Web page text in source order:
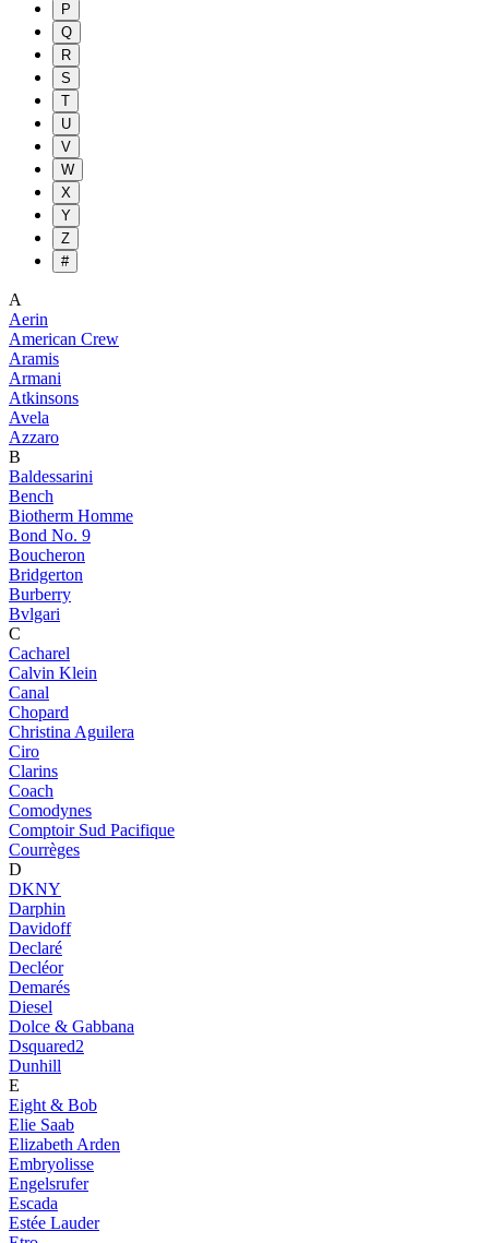
P
Q
R
S
T
U
V
W
X
Y
Z
#
A
Aerin
American Crew
Aramis
Armani
Atkinsons
Avela
Azzaro
B
Baldessarini
Bench
Biotherm Homme
Bond No. 9
Boucheron
Bridgerton
Burberry
Bvlgari
C
Cacharel
Calvin Klein
Canal
Chopard
Christina Aguilera
Ciro
Clarins
Coach
Comodynes
Comptoir Sud Pacifique
Courrèges
D
DKNY
Darphin
Davidoff
Declaré
Decléor
Demarés
Diesel
Dolce & Gabbana
Dsquared2
Dunhill
E
Eight & Bob
Elie Saab
Elizabeth Arden
Embryolisse
Engelsrufer
Escada
Estée Lauder